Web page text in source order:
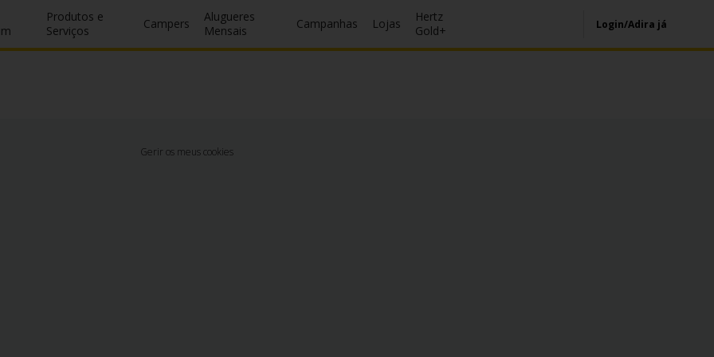
Produtos e
Serviços
Campers
Alugueres
Mensais
Campanhas Lojas
Hertz
Gold+
Login/Adira já
Gerir os meus cookies